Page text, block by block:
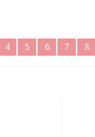
4 5 6 7 8